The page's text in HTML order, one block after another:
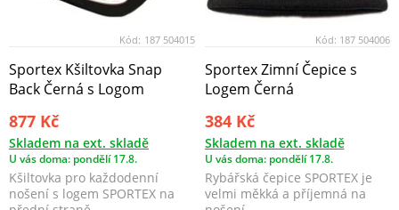
Kód: 187 504015
Sportex Kšiltovka Snap
Back Černá s Logom
877 Kč
Skladem na ext. skladě
U vás doma: pondělí 17.8.
Kšiltovka pro každodenní
nošení s logem SPORTEX na
Kód: 187 504006
Sportex Zimní Čepice s
Logem Černá
384 Kč
Skladem na ext. skladě
U vás doma: pondělí 17.8.
Rybářská čepice SPORTEX je
velmi měkká a příjemná na